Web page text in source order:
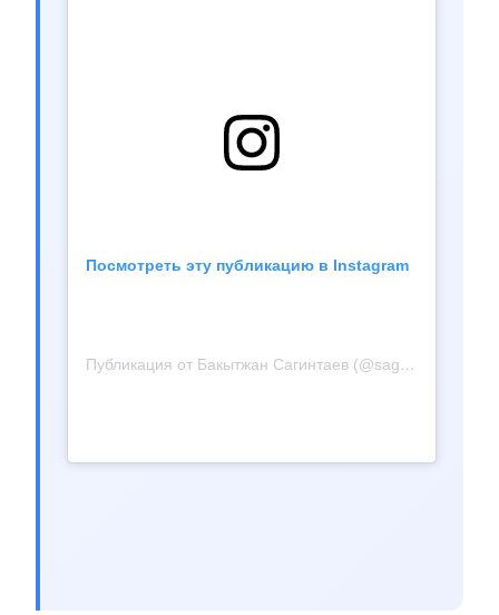
Посмотреть эту публикацию в Instagram
Публикация от Бакытжан Сагинтаев (@sagintayev.b)